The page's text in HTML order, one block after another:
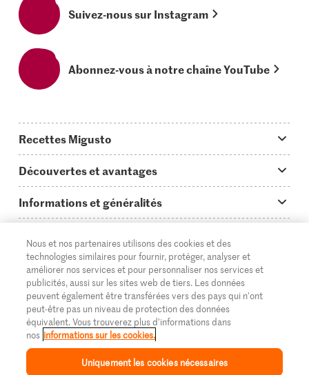
Suivez-nous sur Instagram
Abonnez-vous à notre chaîne YouTube
Recettes Migusto
Idées de menus
Plats principaux
Simple & vite prêt
Apéritif
Préparations au four
Enfants & famille
Toutes les recettes
Découvertes et avantages
On en parle...
Tutoriels
Glossaire des ingrédients
Login Migusto
Magazine Migusto
Informations et généralités
Questions concernant Migusto
Cuisiner avec Migusto
Service clientèle & contact
Publicité
Impressum
Mentions légales
Supermarché
Migros Online
À propos de Migros
Magasins
© 2026 La Fédération des coopératives Migros
DE FR IT
Nous et nos partenaires utilisons des cookies et des
technologies similaires pour fournir, protéger, analyser et
améliorer nos services et pour personnaliser nos services et
publicités, aussi sur les sites web de tiers. Les données
peuvent également être transférées vers des pays qui n'ont
peut-être pas un niveau de protection des données
équivalent. Vous trouverez plus d'informations dans
nos informations sur les cookies.
Uniquement les cookies nécessaires